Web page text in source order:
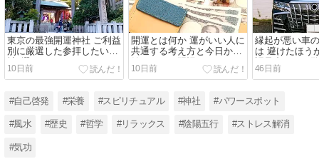
東京の最強開運神社 ご利益
別に厳選した参拝したい神
社8選
10日前
開運とは何か 運がいい人に
共通する考え方と今日から
始められる習慣
10日前
縁起が悪い車
は 避けたほう
語呂合わせ一覧
46日前
#自己啓発 #栄養 #スピリチュアル #神社 #パワースポット
#風水 #歴史 #哲学 #リラックス #陰陽五行 #ストレス解消
#気功